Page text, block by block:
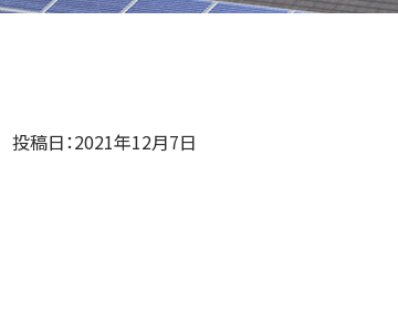
投稿日：2021年12月7日